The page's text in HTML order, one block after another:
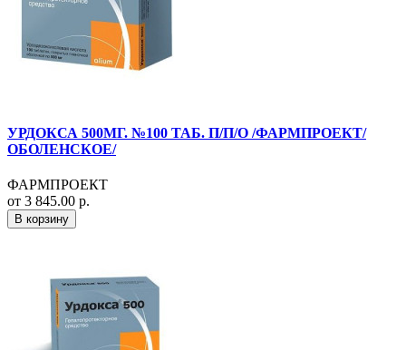
УРДОКСА 500МГ. №100 ТАБ. П/П/О /ФАРМПРОЕКТ/
ОБОЛЕНСКОЕ/
ФАРМПРОЕКТ
от 3 845.00 р.
В корзину